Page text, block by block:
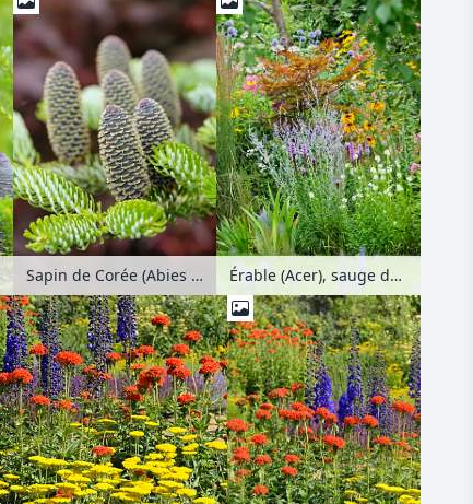
Sapin de Corée (Abies koreana 'Silberlocke') Érable (Acer), sauge de Russie (Perovskia), rudbeckia (Rudbeckia) et physostégie (Physostegia)